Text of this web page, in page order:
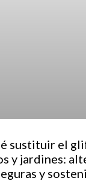
sustituir el
y jardines:
y